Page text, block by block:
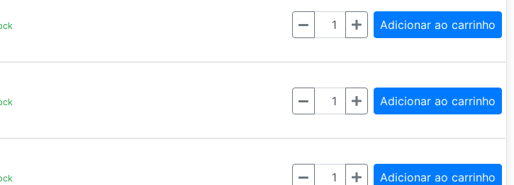
Quantidade Adicionar ao carrinho
Quantidade Adicionar ao carrinho
Quantidade Adicionar ao carrinho